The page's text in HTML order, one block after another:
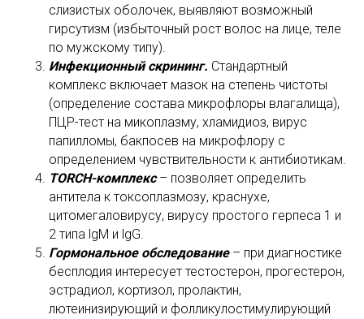
слизистых оболочек, выявляют возможный
гирсутизм (избыточный рост волос на лице, теле
по мужскому типу).
Инфекционный скрининг. Стандартный
комплекс включает мазок на степень чистоты
(определение состава микрофлоры влагалища),
ПЦР-тест на микоплазму, хламидиоз, вирус
папилломы, бакпосев на микрофлору с
определением чувствительности к антибиотикам.
TORCH-комплекс– позволяет определить
антитела к токсоплазмозу, краснухе,
цитомегаловирусу, вирусу простого герпеса 1 и
2 типа lgM и lgG.
Гормональное обследование– при диагностике
бесплодия интересует тестостерон, прогестерон,
эстрадиол, кортизол, пролактин,
лютеинизирующий и фолликулостимулирующий